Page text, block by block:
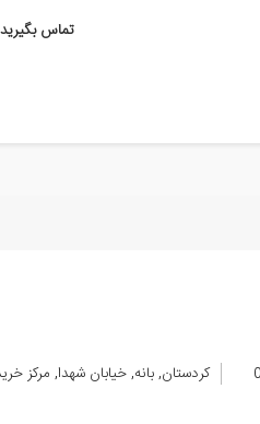
تماس بگیرید
کردستان, بانه, خیابان شهدا, مرکز خرید